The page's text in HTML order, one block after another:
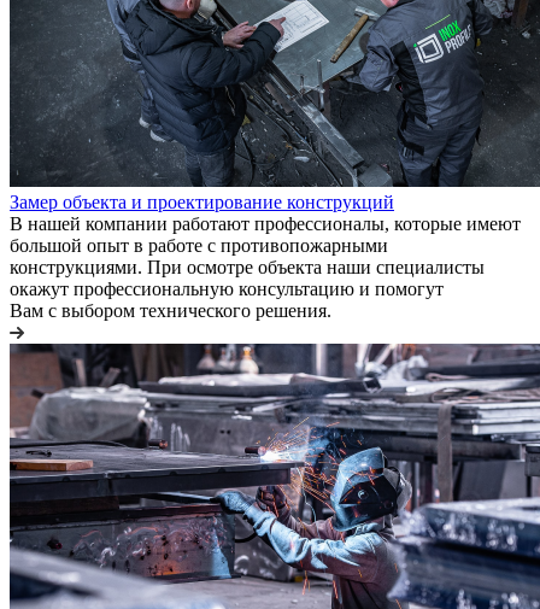
Замер объекта и проектирование конструкций
В нашей компании работают профессионалы, которые имеют
большой опыт в работе с противопожарными
конструкциями. При осмотре объекта наши специалисты
окажут профессиональную консультацию и помогут
Вам с выбором технического решения.